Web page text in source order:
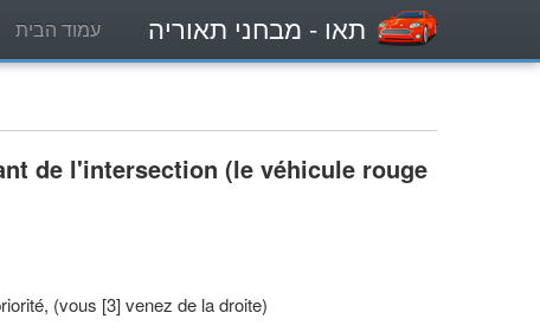
תאו - מבחני תאוריה עמוד הבית
de l'intersection (le véhicule rouge
(vous [3] venez de la droite)